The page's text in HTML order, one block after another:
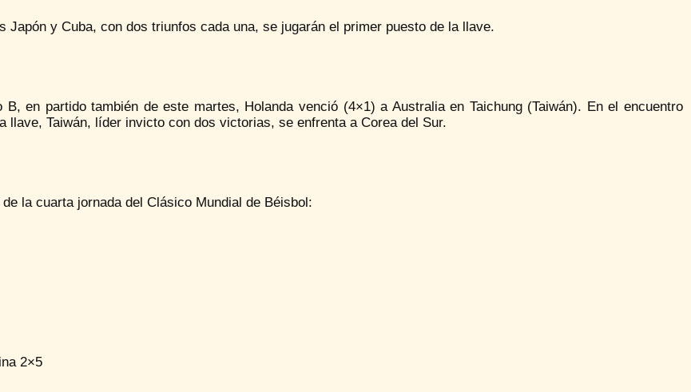
Japón y Cuba, con dos triunfos cada una, se jugarán el primer puesto de la llave.
B, en partido también de este martes, Holanda venció (4×1) a Australia en Taichung (Taiwán). En el encuentro
llave, Taiwán, líder invicto con dos victorias, se enfrenta a Corea del Sur.
la cuarta jornada del Clásico Mundial de Béisbol:
2×5